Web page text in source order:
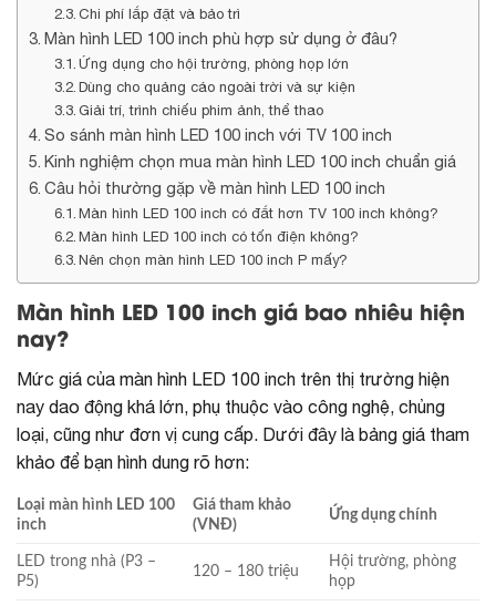
Chi phí lắp đặt và bảo trì
Màn hình LED 100 inch phù hợp sử dụng ở đâu?
Ứng dụng cho hội trường, phòng họp lớn
Dùng cho quảng cáo ngoài trời và sự kiện
Giải trí, trình chiếu phim ảnh, thể thao
So sánh màn hình LED 100 inch với TV 100 inch
Kinh nghiệm chọn mua màn hình LED 100 inch chuẩn giá
Câu hỏi thường gặp về màn hình LED 100 inch
Màn hình LED 100 inch có đắt hơn TV 100 inch không?
Màn hình LED 100 inch có tốn điện không?
Nên chọn màn hình LED 100 inch P mấy?
Màn hình LED 100 inch giá bao nhiêu hiện
nay?
Mức giá của màn hình LED 100 inch trên thị trường hiện
nay dao động khá lớn, phụ thuộc vào công nghệ, chủng
loại, cũng như đơn vị cung cấp. Dưới đây là bảng giá tham
khảo để bạn hình dung rõ hơn:
Loại màn hình LED 100
inch
Giá tham khảo
(VNĐ)
Ứng dụng chính
LED trong nhà (P3 –
P5)
120 – 180 triệu
Hội trường, phòng
họp